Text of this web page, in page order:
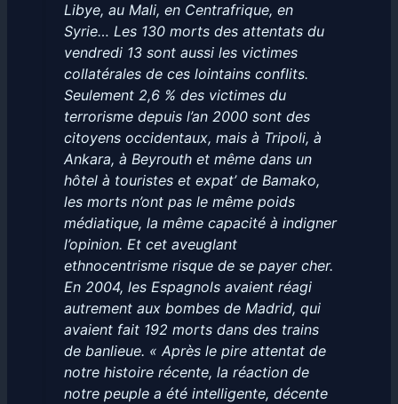
Libye, au Mali, en Centrafrique, en
Syrie… Les 130 morts des attentats du
vendredi 13 sont aussi les victimes
collatérales de ces lointains conflits.
Seulement 2,6 % des victimes du
terrorisme depuis l’an 2000 sont des
citoyens occidentaux, mais à Tripoli, à
Ankara, à Beyrouth et même dans un
hôtel à touristes et expat’ de Bamako,
les morts n’ont pas le même poids
médiatique, la même capacité à indigner
l’opinion. Et cet aveuglant
ethnocentrisme risque de se payer cher.
En 2004, les Espagnols avaient réagi
autrement aux bombes de Madrid, qui
avaient fait 192 morts dans des trains
de banlieue. « Après le pire attentat de
notre histoire récente, la réaction de
notre peuple a été intelligente, décente